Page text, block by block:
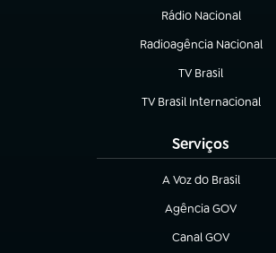
Rádio Nacional
Radioagência Nacional
(abre em nova aba)
TV Brasil
(abre em nova aba)
TV Brasil Internacional
(abre em nova aba)
Serviços
A Voz do Brasil
(abre em nova aba)
Agência GOV
(abre em nova aba)
Canal GOV
(abre em nova aba)